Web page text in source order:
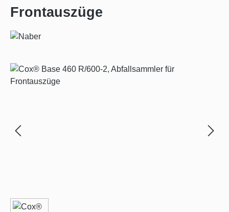
Frontauszüge
Bildergalerie überspringen